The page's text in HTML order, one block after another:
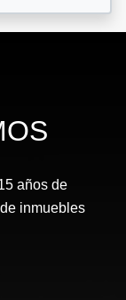
años de
inmuebles